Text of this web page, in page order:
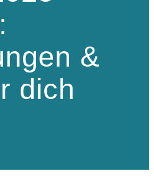
&
dich